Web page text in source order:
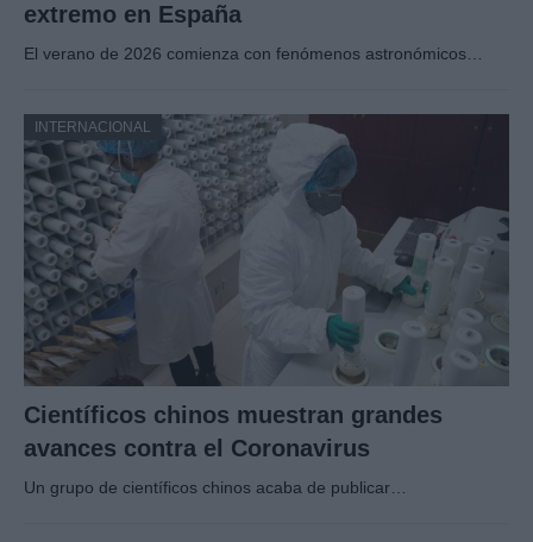
extremo en España
El verano de 2026 comienza con fenómenos astronómicos…
INTERNACIONAL
Científicos chinos muestran grandes
avances contra el Coronavirus
Un grupo de científicos chinos acaba de publicar…